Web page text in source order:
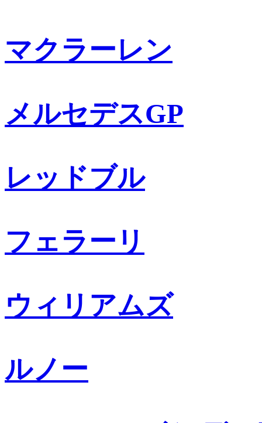
マクラーレン
メルセデスGP
レッドブル
フェラーリ
ウィリアムズ
ルノー